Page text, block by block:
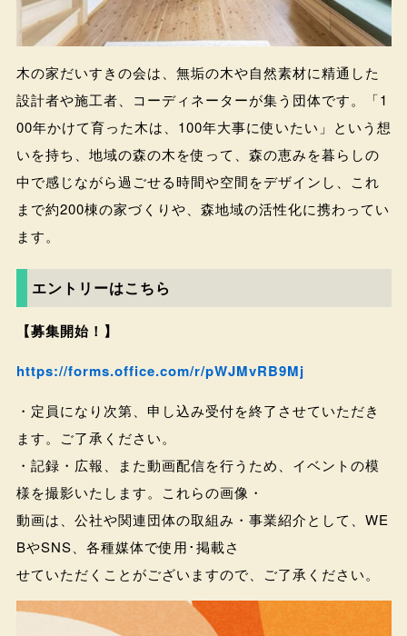
木の家だいすきの会は、無垢の木や自然素材に精通した
設計者や施工者、コーディネーターが集う団体です。「1
00年かけて育った木は、100年大事に使いたい」という想
いを持ち、地域の森の木を使って、森の恵みを暮らしの
中で感じながら過ごせる時間や空間をデザインし、これ
まで約200棟の家づくりや、森地域の活性化に携わってい
ます。
エントリーはこちら
【募集開始！】
https://forms.office.com/r/pWJMvRB9Mj
・定員になり次第、申し込み受付を終了させていただき
ます。ご了承ください。
・記録・広報、また動画配信を行うため、イベントの模
様を撮影いたします。これらの画像・
動画は、公社や関連団体の取組み・事業紹介として、WE
BやSNS、各種媒体で使用･掲載さ
せていただくことがございますので、ご了承ください。